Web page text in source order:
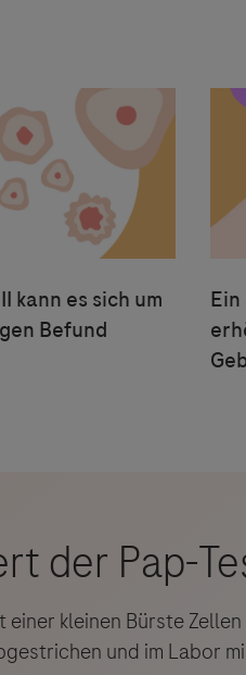
kann es sich um
Befund
einer kleinen Bürste
und im Labor